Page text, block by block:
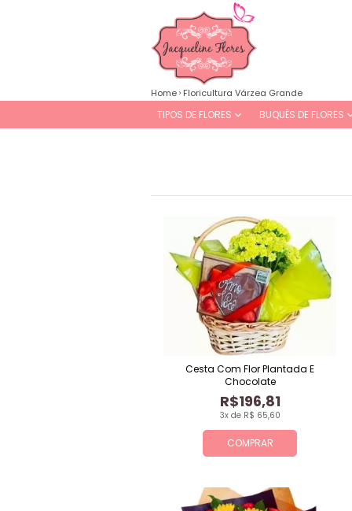
TIPOS DE FLORES BUQUÊS DE FLORES
Home Floricultura Várzea Grande
COMPRAR
3x de R$ 65,60
R$196,81
Cesta Com Flor Plantada E
Chocolate